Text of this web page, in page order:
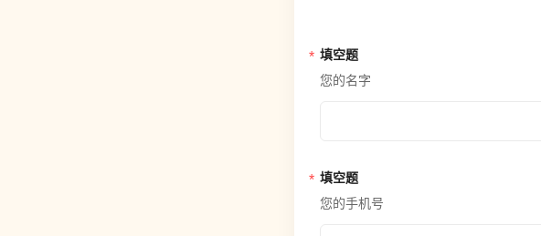
填空题
您的名字
填空题
您的手机号